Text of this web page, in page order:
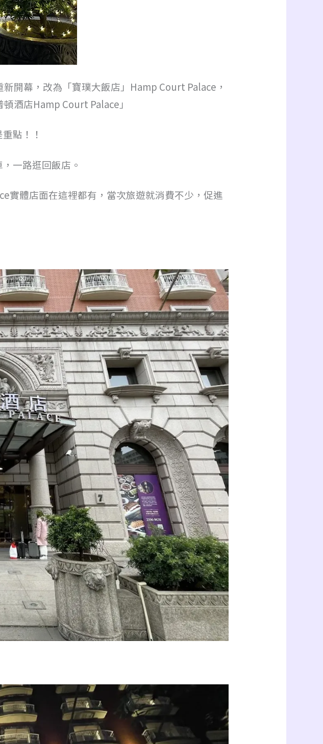
開幕，改為「寶璞大飯店」Hamp Court Palace，
酒店Hamp Court Palace」
點！！
一路逛回飯店。
實體店面在這裡都有，當次旅遊就消費不少，促進